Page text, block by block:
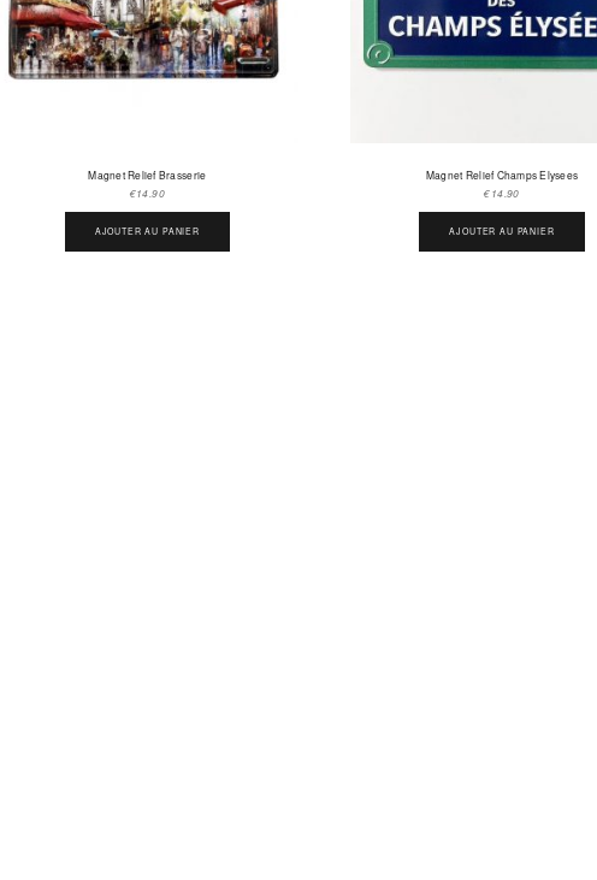
Magnet Relief Brasserie
€14.90
AJOUTER AU PANIER
Magnet Relief Champs Elysees
€14.90
AJOUTER AU PANIER